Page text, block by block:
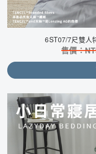
6ST07/7尺雙人
售價：